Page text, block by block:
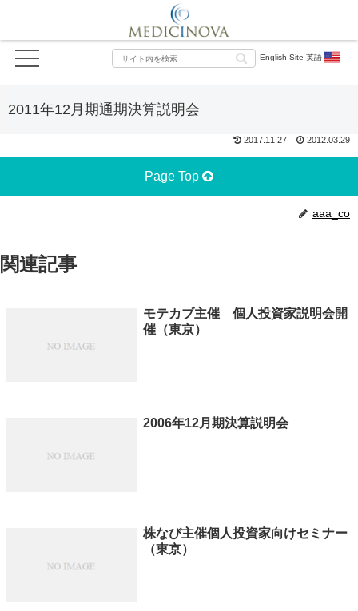
English Site 英語
2011年12月期通期決算説明会
2017.11.27 2012.03.29
Page Top
aaa_co
関連記事
モテカブ主催 個人投資家説明会開
催（東京）
2006年12月期決算説明会
株なび主催個人投資家向けセミナー
（東京）